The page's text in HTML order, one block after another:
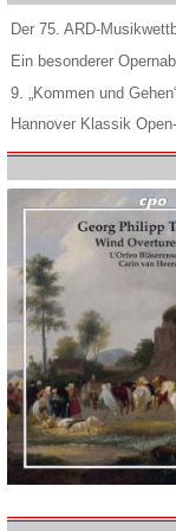
Der 75. ARD-
Ein besonderer
9. „Kommen und
Hannover Klassik